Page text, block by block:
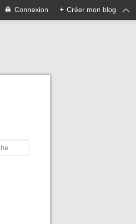
Connexion + Créer mon blog